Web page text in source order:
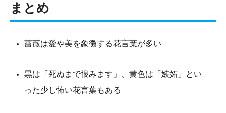
まとめ
薔薇は愛や美を象徴する花言葉が多い
黒は「死ぬまで恨みます」、黄色は「嫉妬」とい
った少し怖い花言葉もある